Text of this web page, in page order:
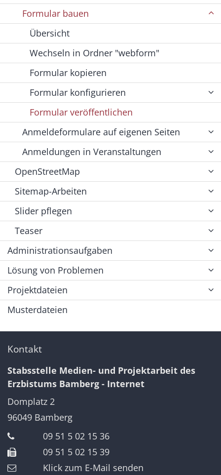
Formular bauen
Übersicht
Wechseln in Ordner "webform"
Formular kopieren
Formular konfigurieren
Formular veröffentlichen
Anmeldeformulare auf eigenen Seiten
Anmeldungen in Veranstaltungen
OpenStreetMap
Sitemap-Arbeiten
Slider pflegen
Teaser
Administrationsaufgaben
Lösung von Problemen
Projektdateien
Musterdateien
Kontakt
Stabsstelle Medien- und Projektarbeit des
Erzbistums Bamberg - Internet
Domplatz 2
96049 Bamberg
09 51 5 02 15 36
09 51 5 02 15 39
Klick zum E-Mail senden